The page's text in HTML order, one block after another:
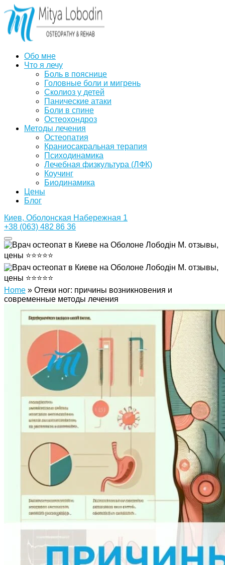
Обо мне
Что я лечу
Боль в пояснице
Головные боли и мигрень
Сколиоз у детей
Панические атаки
Боли в спине
Остеохондроз
Методы лечения
Остеопатия
Краниосакральная терапия
Психодинамика
Лечебная физкультура (ЛФК)
Коучинг
Биодинамика
Цены
Блог
Киев, Оболонская Набережная 1
+38 (063) 482 86 36
Home » Отеки ног: причины возникновения и
современные методы лечения